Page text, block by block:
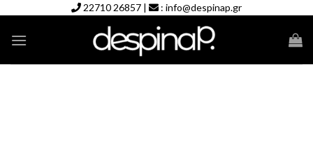
content
22710 26857 | : info@despinap.gr